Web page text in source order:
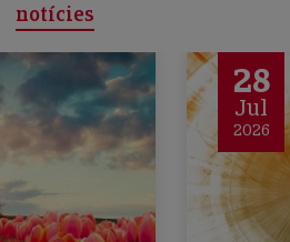
notícies
28
Jul
2026